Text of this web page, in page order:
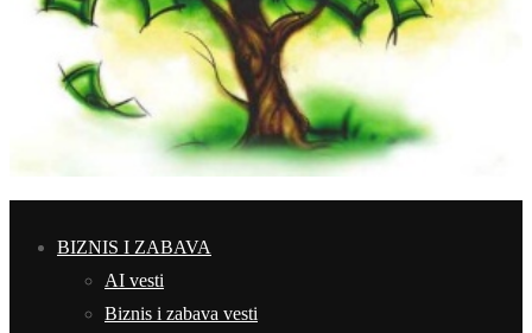
BIZNIS I ZABAVA
AI vesti
Biznis i zabava vesti